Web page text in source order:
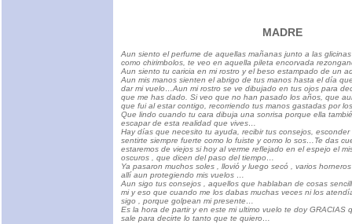
MADRE
Aun siento el perfume de aquellas mañanas junto a las
como chirimbolos, te veo en aquella pileta encorvada
Aun siento tu caricia en mi rostro y el beso estampado de un
Aun mis manos sienten el abrigo de tus manos hasta el día
dar mi vuelo…Aun mi rostro se ve dibujado en tus ojos para
que me has dado. Si veo que no han pasado los años, que
que fui al estar contigo, recorriendo tus manos gastadas por
Que lindo cuando tu cara dibuja una sonrisa porque ella
escapar de esta realidad que vives…
Hay días que necesito tu ayuda, recibir tus consejos,
sentirte siempre fuerte como lo fuiste y como lo sos…Te das
estaremos de viejos si hoy al verme reflejado en el espejo el
oscuros , que dicen del paso del tiempo…
Ya pasaron muchos soles , llovió y luego secó , varios
allí aun protegiendo mis vuelos …
Aun sigo tus consejos , aquellos que hablaban de cosas
mi y eso que cuando me los dabas muchas veces ni los
sigo , porque golpean mi presente…
Es la hora de partir y en este mi ultimo vuelo te doy GRACIAS
sale para decirte lo tanto que te quiero…